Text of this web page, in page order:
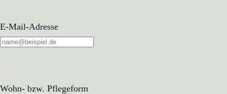
E-Mail-Adresse
Wohn- bzw. Pflegeform
Wohn- bzw. Pflegeform